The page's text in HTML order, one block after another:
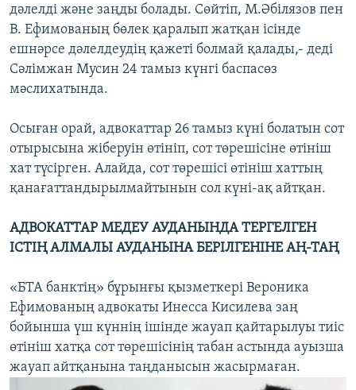
дәлелді және заңды болады. Сөйтіп, М.Әбілязов пен
В. Ефимованың бөлек қаралып жатқан ісінде
ешнәрсе дәлелдеудің қажеті болмай қалады,- деді
Сәлімжан Мусин 24 тамыз күнгі баспасөз
мәслихатында.
Осыған орай, адвокаттар 26 тамыз күні болатын сот
отырысына жіберуін өтініп, сот төрешісіне өтініш
хат түсірген. Алайда, сот төрешісі өтініш хаттың
қанағаттандырылмайтынын сол күні-ақ айтқан.
АДВОКАТТАР МЕДЕУ АУДАНЫНДА ТЕРГЕЛГЕН
ІСТІҢ АЛМАЛЫ АУДАНЫНА БЕРІЛГЕНІНЕ АҢ-ТАҢ
«БТА банктің» бұрынғы қызметкері Вероника
Ефимованың адвокаты Инесса Кисилева заң
бойынша үш күннің ішінде жауап қайтарылуы тиіс
өтініш хатқа сот төрешісінің табан астында ауызша
жауап айтқанына таңданысын жасырмаған.